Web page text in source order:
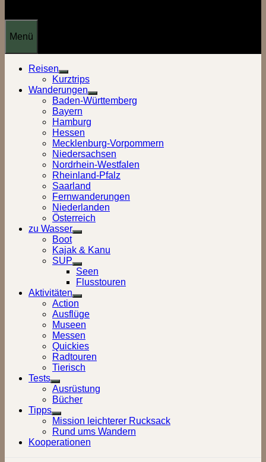
Menü
Reisen
Show
sub
menu
Kurztrips
Wanderungen
Show
sub
Baden-Württemberg
Bayern
Hamburg
Hessen
Mecklenburg-Vorpommern
Niedersachsen
Nordrhein-Westfalen
Rheinland-Pfalz
Saarland
Fernwanderungen
Niederlanden
Österreich
zu Wasser
Show
sub
menu
Boot
Kajak & Kanu
SUP
Show
sub
menu
Seen
Flusstouren
Aktivitäten
Show
sub
menu
Action
Ausflüge
Museen
Messen
Quickies
Radtouren
Tierisch
Tests
Show
sub
menu
Ausrüstung
Bücher
Tipps
Show
sub
menu
Mission leichterer Rucksack
Rund ums Wandern
Kooperationen